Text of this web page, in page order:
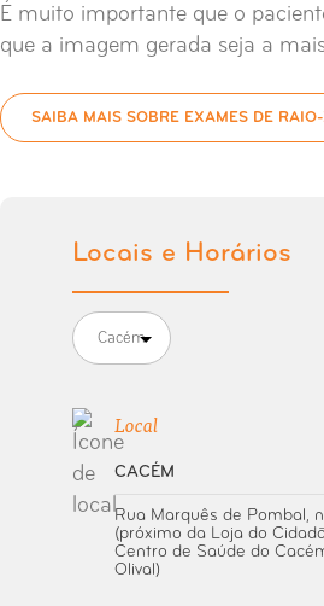
É muito importante que o
que a imagem gerada seja a
SAIBA MAIS SOBRE EXAMES DE
Locais e Horários
Cacém
Local
CACÉM
Rua Marquês de Pombal,
(próximo da Loja do
Centro de Saúde do
Olival)